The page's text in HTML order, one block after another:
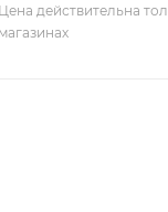
Цена действительна
магазинах